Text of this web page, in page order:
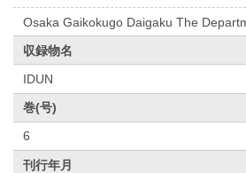
Osaka Gaikokugo Daigaku The
収録物名
IDUN
巻(号)
6
刊行年月